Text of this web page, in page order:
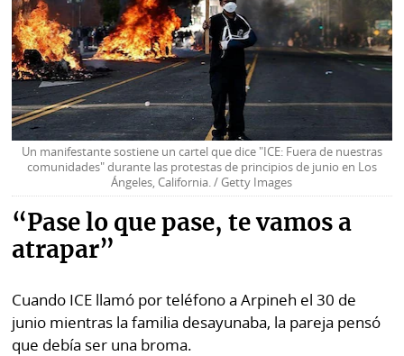
Un manifestante sostiene un cartel que dice "ICE: Fuera de nuestras
comunidades" durante las protestas de principios de junio en Los
Ángeles, California. / Getty Images
“Pase lo que pase, te vamos a
atrapar”
Cuando ICE llamó por teléfono a Arpineh el 30 de
junio mientras la familia desayunaba, la pareja pensó
que debía ser una broma.